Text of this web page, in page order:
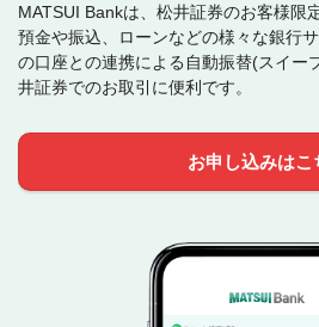
MATSUI Bankは、松井証券のお客様限
預金や振込、ローンなどの様々な銀行
の口座との連携による自動振替(スイー
井証券でのお取引に便利です。
お申し込みはこ